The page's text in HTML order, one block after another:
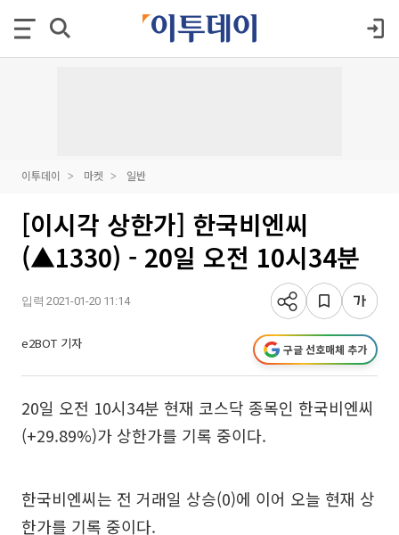
이투데이 마켓 일반
[이시각 상한가] 한국비엔씨
(▲1330) - 20일 오전 10시34분
입력 2021-01-20 11:14
e2BOT 기자 구글 선호매체 추가
20일 오전 10시34분 현재 코스닥 종목인 한국비엔씨
(+29.89%)가 상한가를 기록 중이다.
한국비엔씨는 전 거래일 상승(0)에 이어 오늘 현재 상
한가를 기록 중이다.